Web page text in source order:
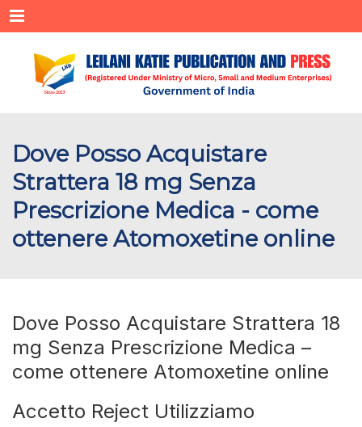
Menu
Dove Posso Acquistare
Strattera 18 mg Senza
Prescrizione Medica - come
ottenere Atomoxetine online
Dove Posso Acquistare Strattera 18
mg Senza Prescrizione Medica –
come ottenere Atomoxetine online
Accetto Reject Utilizziamo